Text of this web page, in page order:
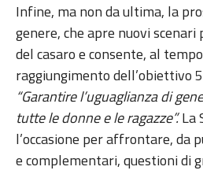
Infine, ma non da ultima, la
genere, che apre nuovi
del casaro e consente, al
raggiungimento dell’obiettivo
“Garantire l’uguaglianza di
tutte le donne e le ragazze”.La
l’occasione per affrontare, da
e complementari, questioni di